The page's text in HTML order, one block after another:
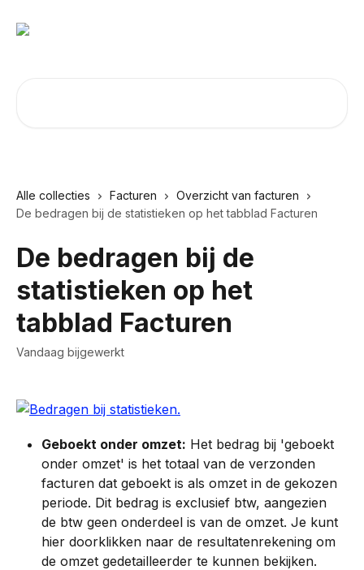
Alle collecties Facturen
Overzicht van facturen
De bedragen bij de statistieken op het tabblad Facturen
De bedragen bij de
statistieken op het
tabblad Facturen
Vandaag bijgewerkt
Geboekt onder omzet: Het bedrag bij 'geboekt
onder omzet' is het totaal van de verzonden
facturen dat geboekt is als omzet in de gekozen
periode. Dit bedrag is exclusief btw, aangezien
de btw geen onderdeel is van de omzet. Je kunt
hier doorklikken naar de resultatenrekening om
de omzet gedetailleerder te kunnen bekijken.